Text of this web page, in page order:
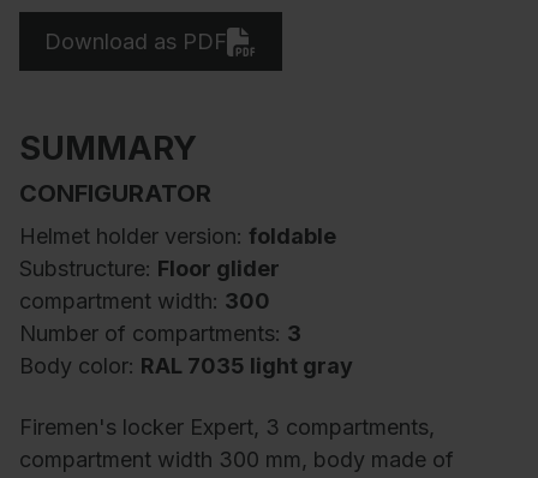
Download as PDF
SUMMARY
CONFIGURATOR
Helmet holder version: foldable
Substructure: Floor glider
compartment width: 300
Number of compartments: 3
Body color: RAL 7035 light gray
Firemen's locker Expert, 3 compartments,
compartment width 300 mm, body made of